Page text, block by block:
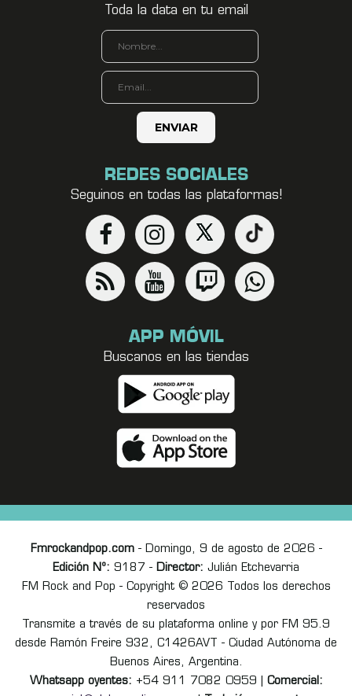
Toda la data en tu email
REDES SOCIALES
Seguinos en todas las plataformas!
APP MÓVIL
Buscanos en las tiendas
Fmrockandpop.com- Domingo, 9 de agosto de 2026 -
Edición Nº: 9187 - Director: Julián Etchevarria
FM Rock and Pop - Copyright © 2026 Todos los derechos
reservados
Transmite a través de su plataforma online y por FM 95.9
desde Ramón Freire 932, C1426AVT - Ciudad Autónoma de
Buenos Aires, Argentina.
Whatsapp oyentes: +54 911 7082 0959 | Comercial: